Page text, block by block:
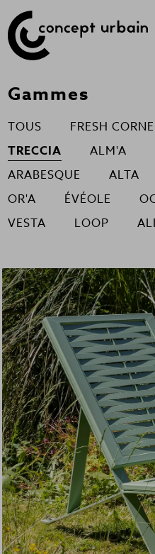
Gammes
TOUS FRESH
TRECCIA
ALM'A
ARABESQUE
ALTA
OR'A
ÉVÉOLE
VESTA
LOOP